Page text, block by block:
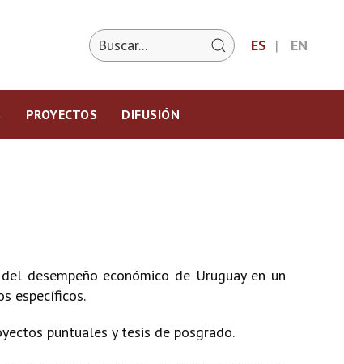
ES EN
PROYECTOS DIFUSIÓN
desempeño económico de Uruguay en un
específicos.
puntuales y tesis de posgrado.